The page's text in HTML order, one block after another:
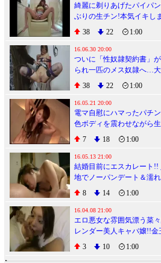
綺麗に剃りあげたパイパ
ぶりの生チン!本気イキし
ルホステス!!
38 22 1:00
16.06.30 20:00
ついに「性奴隷契約書」
られ一匹のメス奴隷へ…
すべてご主人様の管理下へ
38 22 1:00
16.05.21 20:00
電マ自慰にハマったパチ
色ボディを震わせながら
ンコ生ハメ痙攣アクメ
7 18 1:00
16.05.13 21:00
結婚目前にエスカレート!!
地でノーパンデート＆濡
ンコに婚約精子生中出し
8 14 1:00
16.04.08 21:00
エロ悪女な雰囲気漂う菜
レンダー美人キャバ嬢!!金
ンズッポン踊り食い
3 10 1:00